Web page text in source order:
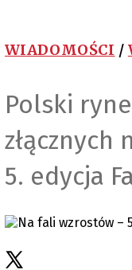
WIADOMOŚCI /
Polski
złącznych
5. edycja